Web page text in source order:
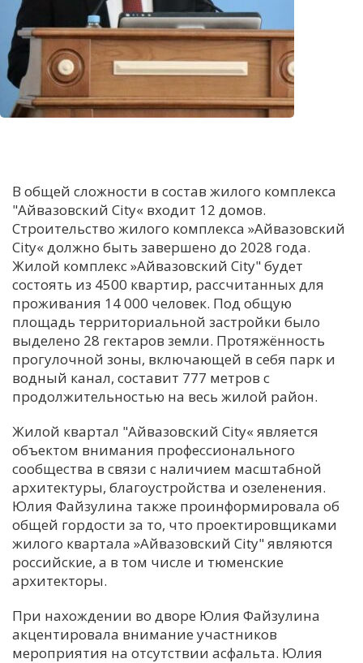
В общей сложности в состав жилого комплекса
"Айвазовский City« входит 12 домов.
Строительство жилого комплекса »Айвазовский
City« должно быть завершено до 2028 года.
Жилой комплекс »Айвазовский City" будет
состоять из 4500 квартир, рассчитанных для
проживания 14 000 человек. Под общую
площадь территориальной застройки было
выделено 28 гектаров земли. Протяжённость
прогулочной зоны, включающей в себя парк и
водный канал, составит 777 метров с
продолжительностью на весь жилой район.
Жилой квартал "Айвазовский City« является
объектом внимания профессионального
сообщества в связи с наличием масштабной
архитектуры, благоустройства и озеленения.
Юлия Файзулина также проинформировала об
общей гордости за то, что проектировщиками
жилого квартала »Айвазовский City" являются
российские, а в том числе и тюменские
архитекторы.
При нахождении во дворе Юлия Файзулина
акцентировала внимание участников
мероприятия на отсутствии асфальта. Юлия